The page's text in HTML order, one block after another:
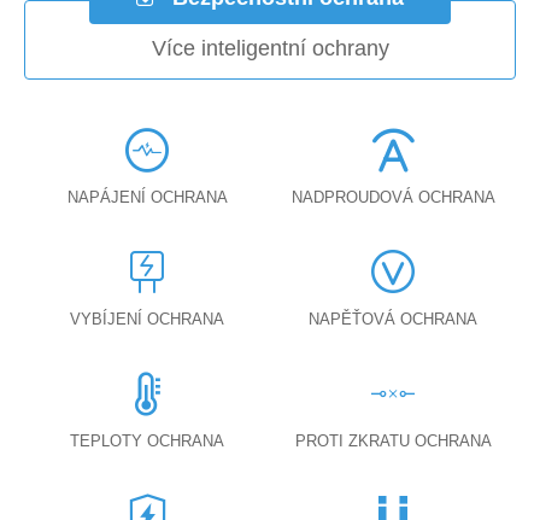
Více inteligentní ochrany
NAPÁJENÍ OCHRANA NADPROUDOVÁ OCHRANA
VYBÍJENÍ OCHRANA NAPĚŤOVÁ OCHRANA
TEPLOTY OCHRANA PROTI ZKRATU OCHRANA